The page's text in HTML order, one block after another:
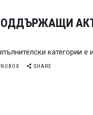
категории
SHARE